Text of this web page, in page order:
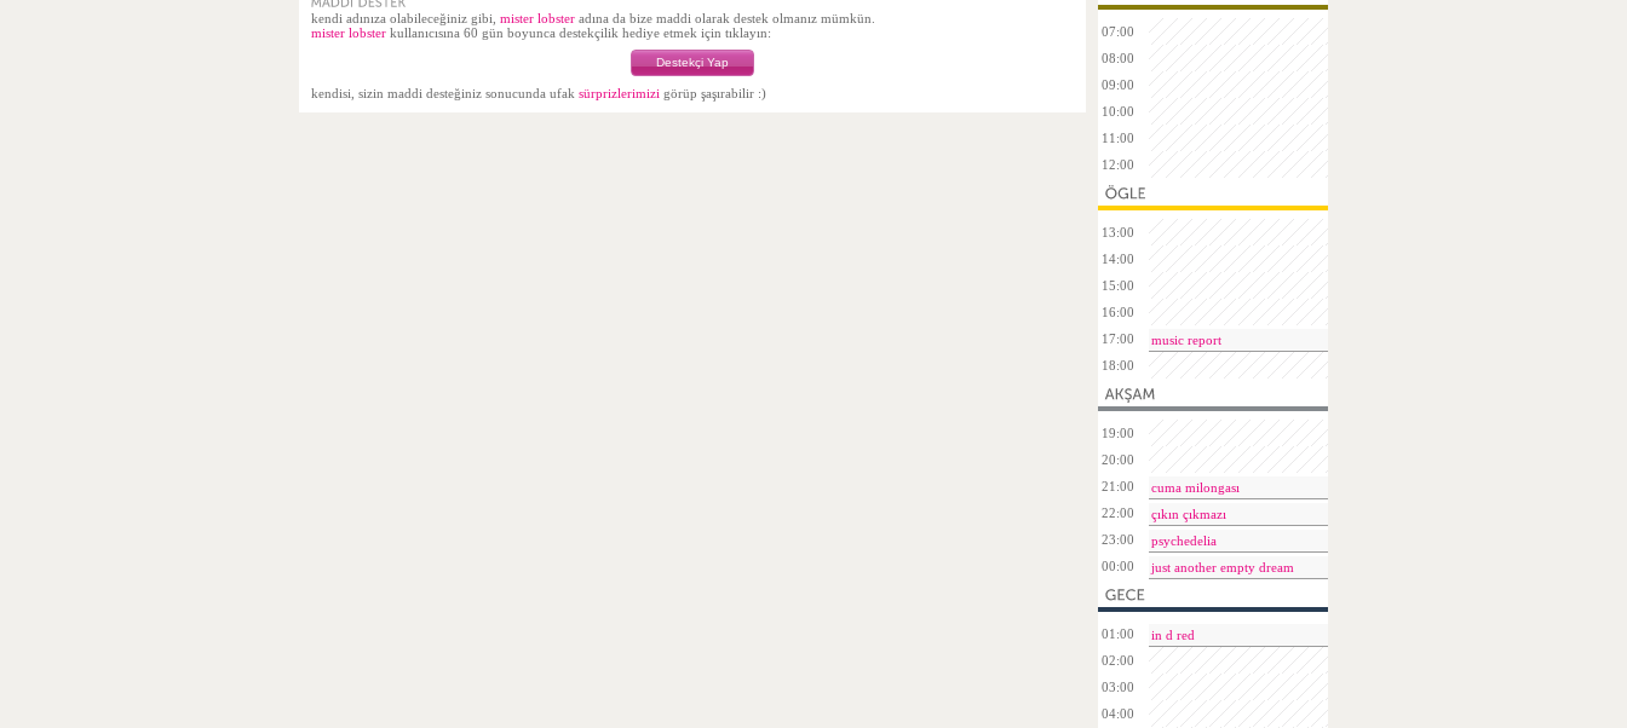
kendi adınıza olabileceğiniz gibi, mister lobster adına da bize maddi olarak destek olmanız mümkün.
mister lobster kullanıcısına 60 gün boyunca destekçilik hediye etmek için tıklayın:
Destekçi Yap
kendisi, sizin maddi desteğiniz sonucunda ufak sürprizlerimizi görüp şaşırabilir :)
07:00
08:00
09:00
10:00
11:00
12:00
13:00
14:00
15:00
16:00
17:00
music report
18:00
19:00
20:00
21:00
cuma milongası
22:00
çıkın çıkmazı
23:00
psychedelia
00:00
just another empty dream
01:00
in d red
02:00
03:00
04:00